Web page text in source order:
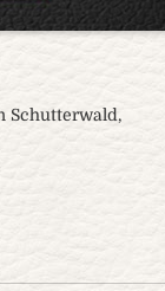
Schutterwald,